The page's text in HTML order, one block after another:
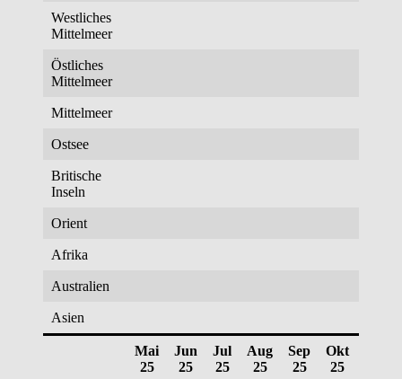
Westliches
Mittelmeer
Östliches
Mittelmeer
Mittelmeer
Ostsee
Britische
Inseln
Orient
Afrika
Australien
Asien
Mai
25
Jun
25
Jul
25
Aug
25
Sep
25
Okt
25